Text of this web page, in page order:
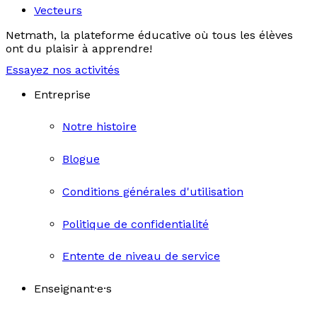
Vecteurs
Netmath, la plateforme éducative où tous les élèves
ont du plaisir à apprendre!
Essayez nos activités
Entreprise
Notre histoire
Blogue
Conditions générales d'utilisation
Politique de confidentialité
Entente de niveau de service
Enseignant·e·s